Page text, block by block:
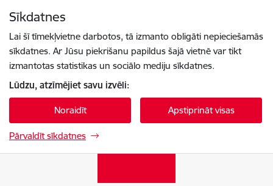
Sīkdatnes
Lai šī tīmekļvietne darbotos, tā izmanto obligāti nepieciešamās
sīkdatnes. Ar Jūsu piekrišanu papildus šajā vietnē var tikt
izmantotas statistikas un sociālo mediju sīkdatnes.
Lūdzu, atzīmējiet savu izvēli:
Noraidīt Apstiprināt visas
Pārvaldīt sīkdatnes